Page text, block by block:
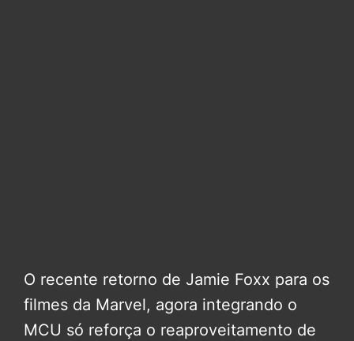
O recente retorno de Jamie Foxx para os
filmes da Marvel, agora integrando o
MCU só reforça o reaproveitamento de